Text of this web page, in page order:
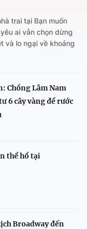
trai tại Bạn muốn
ai vẫn chọn dừng
và lo ngại về khoảng
Chồng Lâm Nam
6 cây vàng để rước
thể hổ tại
Broadway đến